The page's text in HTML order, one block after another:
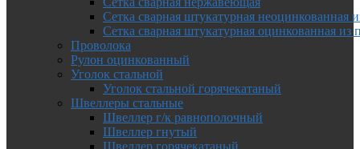
Сетка сварная штукатурная неоцинкованная
Сетка сварная штукатурная оцинкованная из
Проволока
Рулон оцинкованный
Уголок стальной
Уголок стальной горячекатаный
Швеллеры стальные
Швеллер г/к равнополочный
Швеллер гнутый
Швеллер горячекатаный